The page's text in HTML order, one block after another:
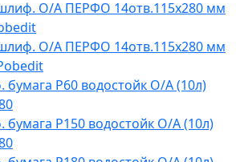
О/А ПЕРФО 14отв.115х280 мм
О/А ПЕРФО 14отв.115х280 мм
Р60 водостойк О/А (10л)
Р150 водостойк О/А (10л)